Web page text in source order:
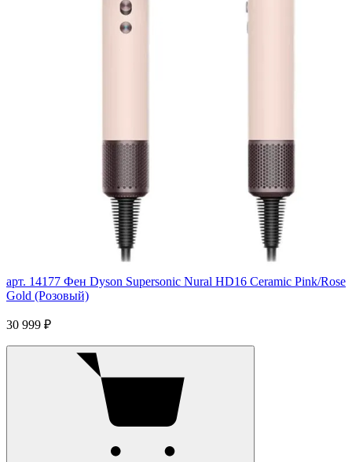
арт. 14177 Фен Dyson Supersonic Nural HD16 Ceramic Pink/Rose
Gold (Розовый)
30 999 ₽